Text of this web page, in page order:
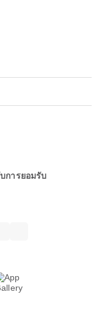
การยอมรับ